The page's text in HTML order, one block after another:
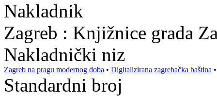
Nakladnik
Zagreb : Knjižnice grada
Nakladnički niz
Zagreb na pragu modernog doba • Digitalizirana zagrebačka baština
Standardni broj